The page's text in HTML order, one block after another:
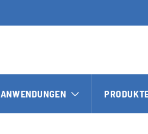
ANWENDUNGEN